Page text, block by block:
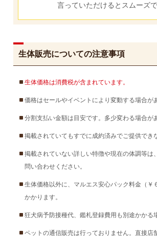
言っていただけるとスムーズで
生体販売についての注意事項
生体価格は消費税が含まれています。
価格はセールやイベントにより変動する場合が
分割支払い金額は目安です。多少変わる場合が
掲載されていてもすでに成約済みでご提供でき
掲載されていない詳しい特徴や現在の体調等は
問い合わせください。
生体価格以外に、マルエス安心パック料金（￥
かかります。
狂犬病予防接種代、鑑札登録費用も別途かかる
ペットの通信販売は行っておりません。直接店